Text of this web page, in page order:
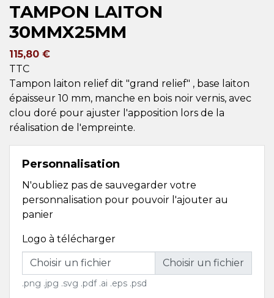
TAMPON LAITON
30MMX25MM
115,80 €
TTC
Tampon laiton relief dit "grand relief" , base laiton
épaisseur 10 mm, manche en bois noir vernis, avec
clou doré pour ajuster l'apposition lors de la
réalisation de l'empreinte.
Personnalisation
N'oubliez pas de sauvegarder votre
personnalisation pour pouvoir l'ajouter au
panier
Logo à télécharger
Choisir un fichier
.png .jpg .svg .pdf .ai .eps .psd